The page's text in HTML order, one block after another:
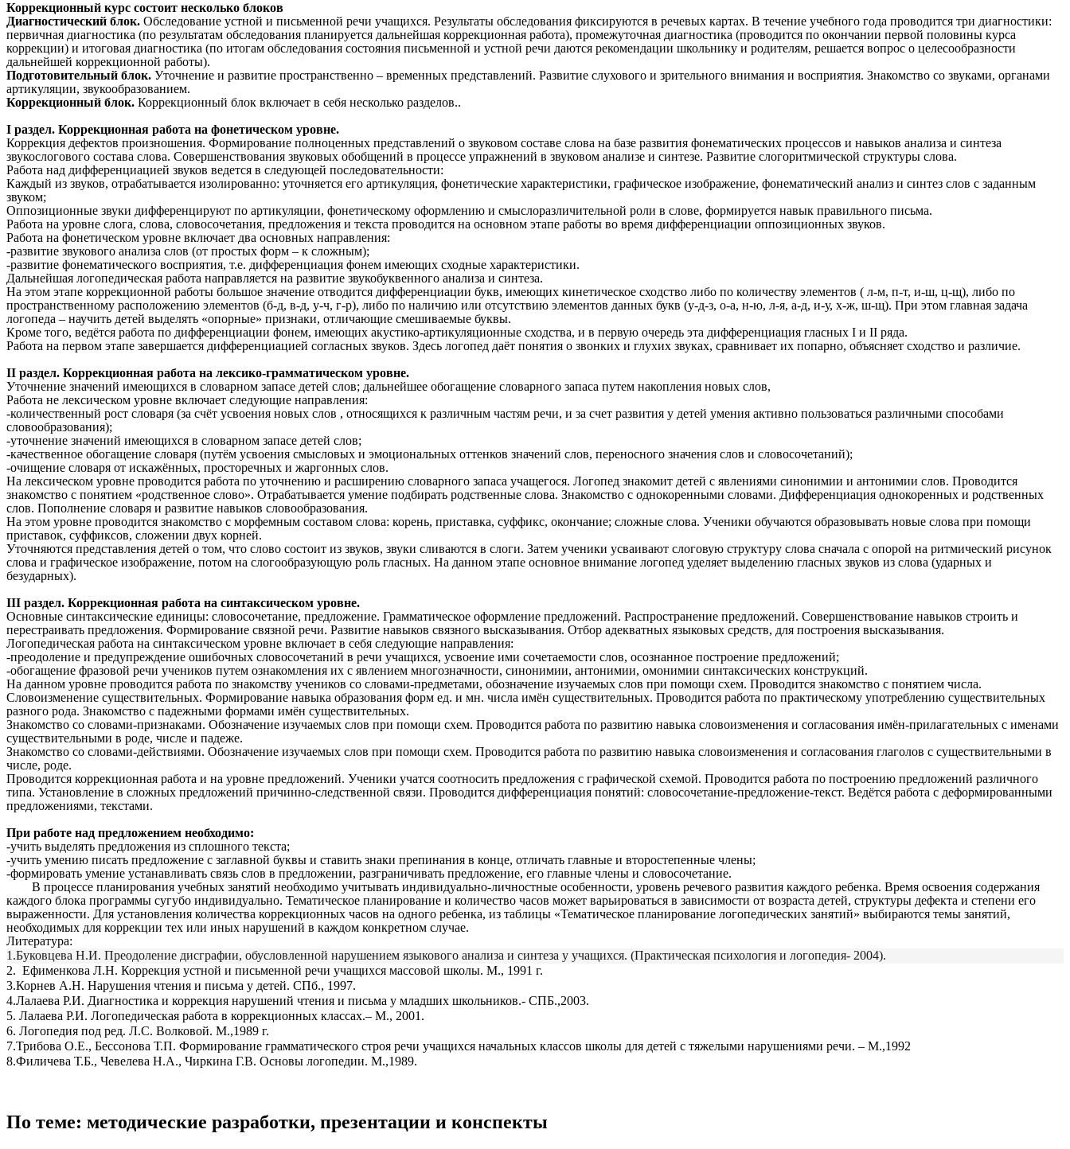
Коррекционный курс состоит несколько блоков
Диагностический блок. Обследование устной и письменной речи учащихся. Результаты обследования фиксируются в речевых картах. В течение учебного года проводится три диагностики:
первичная диагностика (по результатам обследования планируется дальнейшая коррекционная работа), промежуточная диагностика (проводится по окончании первой половины курса
коррекции) и итоговая диагностика (по итогам обследования состояния письменной и устной речи даются рекомендации школьнику и родителям, решается вопрос о целесообразности
дальнейшей коррекционной работы).
Подготовительный блок. Уточнение и развитие пространственно – временных представлений. Развитие слухового и зрительного внимания и восприятия. Знакомство со звуками, органами
артикуляции, звукообразованием.
Коррекционный блок. Коррекционный блок включает в себя несколько разделов..
I раздел. Коррекционная работа на фонетическом уровне.
Коррекция дефектов произношения. Формирование полноценных представлений о звуковом составе слова на базе развития фонематических процессов и навыков анализа и синтеза
звукослогового состава слова. Совершенствования звуковых обобщений в процессе упражнений в звуковом анализе и синтезе. Развитие слогоритмической структуры слова.
Работа над дифференциацией звуков ведется в следующей последовательности:
Каждый из звуков, отрабатывается изолированно: уточняется его артикуляция, фонетические характеристики, графическое изображение, фонематический анализ и синтез слов с заданным
звуком;
Оппозиционные звуки дифференцируют по артикуляции, фонетическому оформлению и смыслоразличительной роли в слове, формируется навык правильного письма.
Работа на уровне слога, слова, словосочетания, предложения и текста проводится на основном этапе работы во время дифференциации оппозиционных звуков.
Работа на фонетическом уровне включает два основных направления:
-развитие звукового анализа слов (от простых форм – к сложным);
-развитие фонематического восприятия, т.е. дифференциация фонем имеющих сходные характеристики.
Дальнейшая логопедическая работа направляется на развитие звукобуквенного анализа и синтеза.
На этом этапе коррекционной работы большое значение отводится дифференциации букв, имеющих кинетическое сходство либо по количеству элементов ( л-м, п-т, и-ш, ц-щ), либо по
пространственному расположению элементов (б-д, в-д, у-ч, г-р), либо по наличию или отсутствию элементов данных букв (у-д-з, о-а, н-ю, л-я, а-д, и-у, х-ж, ш-щ). При этом главная задача
логопеда – научить детей выделять «опорные» признаки, отличающие смешиваемые буквы.
Кроме того, ведётся работа по дифференциации фонем, имеющих акустико-артикуляционные сходства, и в первую очередь эта дифференциация гласных I и II ряда.
Работа на первом этапе завершается дифференциацией согласных звуков. Здесь логопед даёт понятия о звонких и глухих звуках, сравнивает их попарно, объясняет сходство и различие.
II раздел. Коррекционная работа на лексико-грамматическом уровне.
Уточнение значений имеющихся в словарном запасе детей слов; дальнейшее обогащение словарного запаса путем накопления новых слов,
Работа не лексическом уровне включает следующие направления:
-количественный рост словаря (за счёт усвоения новых слов , относящихся к различным частям речи, и за счет развития у детей умения активно пользоваться различными способами
словообразования);
-уточнение значений имеющихся в словарном запасе детей слов;
-качественное обогащение словаря (путём усвоения смысловых и эмоциональных оттенков значений слов, переносного значения слов и словосочетаний);
-очищение словаря от искажённых, просторечных и жаргонных слов.
На лексическом уровне проводится работа по уточнению и расширению словарного запаса учащегося. Логопед знакомит детей с явлениями синонимии и антонимии слов. Проводится
знакомство с понятием «родственное слово». Отрабатывается умение подбирать родственные слова. Знакомство с однокоренными словами. Дифференциация однокоренных и родственных
слов. Пополнение словаря и развитие навыков словообразования.
На этом уровне проводится знакомство с морфемным составом слова: корень, приставка, суффикс, окончание; сложные слова. Ученики обучаются образовывать новые слова при помощи
приставок, суффиксов, сложении двух корней.
Уточняются представления детей о том, что слово состоит из звуков, звуки сливаются в слоги. Затем ученики усваивают слоговую структуру слова сначала с опорой на ритмический рисунок
слова и графическое изображение, потом на слогообразующую роль гласных. На данном этапе основное внимание логопед уделяет выделению гласных звуков из слова (ударных и
безударных).
III раздел. Коррекционная работа на синтаксическом уровне.
Основные синтаксические единицы: словосочетание, предложение. Грамматическое оформление предложений. Распространение предложений. Совершенствование навыков строить и
перестраивать предложения. Формирование связной речи. Развитие навыков связного высказывания. Отбор адекватных языковых средств, для построения высказывания.
Логопедическая работа на синтаксическом уровне включает в себя следующие направления:
-преодоление и предупреждение ошибочных словосочетаний в речи учащихся, усвоение ими сочетаемости слов, осознанное построение предложений;
-обогащение фразовой речи учеников путем ознакомления их с явлением многозначности, синонимии, антонимии, омонимии синтаксических конструкций.
На данном уровне проводится работа по знакомству учеников со словами-предметами, обозначение изучаемых слов при помощи схем. Проводится знакомство с понятием числа.
Словоизменение существительных. Формирование навыка образования форм ед. и мн. числа имён существительных. Проводится работа по практическому употреблению существительных
разного рода. Знакомство с падежными формами имён существительных.
Знакомство со словами-признаками. Обозначение изучаемых слов при помощи схем. Проводится работа по развитию навыка словоизменения и согласования имён-прилагательных с именами
существительными в роде, числе и падеже.
Знакомство со словами-действиями. Обозначение изучаемых слов при помощи схем. Проводится работа по развитию навыка словоизменения и согласования глаголов с существительными в
числе, роде.
Проводится коррекционная работа и на уровне предложений. Ученики учатся соотносить предложения с графической схемой. Проводится работа по построению предложений различного
типа. Установление в сложных предложений причинно-следственной связи. Проводится дифференциация понятий: словосочетание-предложение-текст. Ведётся работа с деформированными
предложениями, текстами.
При работе над предложением необходимо:
-учить выделять предложения из сплошного текста;
-учить умению писать предложение с заглавной буквы и ставить знаки препинания в конце, отличать главные и второстепенные члены;
-формировать умение устанавливать связь слов в предложении, разграничивать предложение, его главные члены и словосочетание.
В процессе планирования учебных занятий необходимо учитывать индивидуально-личностные особенности, уровень речевого развития каждого ребенка. Время освоения содержания
каждого блока программы сугубо индивидуально. Тематическое планирование и количество часов может варьироваться в зависимости от возраста детей, структуры дефекта и степени его
выраженности. Для установления количества коррекционных часов на одного ребенка, из таблицы «Тематическое планирование логопедических занятий» выбираются темы занятий,
необходимых для коррекции тех или иных нарушений в каждом конкретном случае.
Литература:
1.Буковцева Н.И. Преодоление дисграфии, обусловленной нарушением языкового анализа и синтеза у учащихся. (Практическая психология и логопедия- 2004).
2. Ефименкова Л.Н. Коррекция устной и письменной речи учащихся массовой школы. М., 1991 г.
3.Корнев А.Н. Нарушения чтения и письма у детей. СПб., 1997.
4.Лалаева Р.И. Диагностика и коррекция нарушений чтения и письма у младших школьников.- СПБ.,2003.
5. Лалаева Р.И. Логопедическая работа в коррекционных классах.– М., 2001.
6. Логопедия под ред. Л.С. Волковой. М.,1989 г.
7.Трибова О.Е., Бессонова Т.П. Формирование грамматического строя речи учащихся начальных классов школы для детей с тяжелыми нарушениями речи. – М.,1992
8.Филичева Т.Б., Чевелева Н.А., Чиркина Г.В. Основы логопедии. М.,1989.
По теме: методические разработки, презентации и конспекты